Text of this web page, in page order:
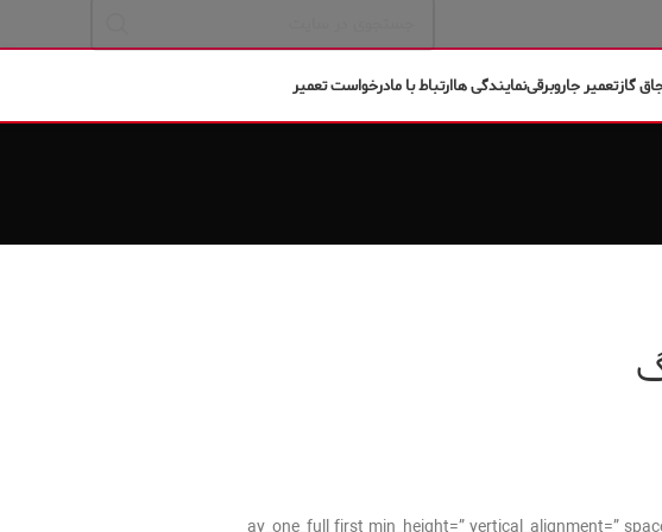
گازتعمیر جاروبرقینمایندگی هاارتباط با مادرخواست تعمیر